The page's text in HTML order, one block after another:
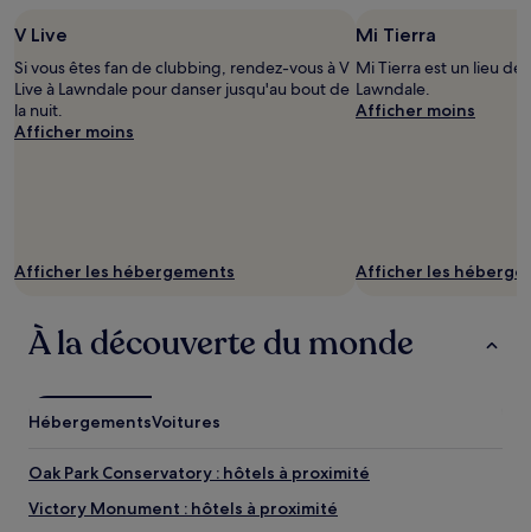
V Live
Si vous êtes fan de clubbing, rendez-vous à V
Live à Lawndale pour danser jusqu'au bout de
la nuit.
Afficher moins
Afficher les hébergements
Mi Tierra
Mi Tierra est un lieu de
Lawndale.
Afficher moins
Afficher les
À la découverte du monde
HébergementsVoitures
Oak Park Conservatory : hôtels à proximité
Victory Monument : hôtels à proximité